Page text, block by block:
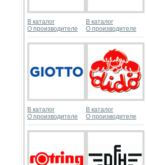
В каталог
О производителе
В каталог
О производителе
В каталог
О производителе
В каталог
О производителе